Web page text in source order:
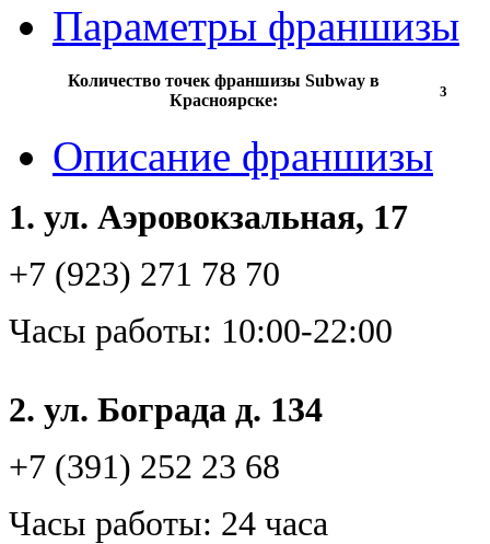
Параметры франшизы
Количество точек франшизы Subway в
Красноярске:
3
Описание франшизы
1. ул. Аэровокзальная, 17
+7 (923) 271 78 70
Часы работы: 10:00-22:00
2. ул. Бограда д. 134
+7 (391) 252 23 68
Часы работы: 24 часа